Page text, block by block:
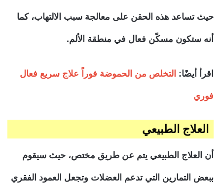
حيث تساعد هذه الحقن على معالجة سبب الالتهاب، كما
أنه ستكون مسكّن فعال في منطقة الألم.
اقرأ أيضًا: التخلص من الحموضة فوراً علاج سريع فعال
فوري
العلاج الطبيعي
أن العلاج الطبيعي يتم عن طريق مختص، حيث سيقوم
ببعض التمارين التي تدعم العضلات وتجعل العمود الفقري